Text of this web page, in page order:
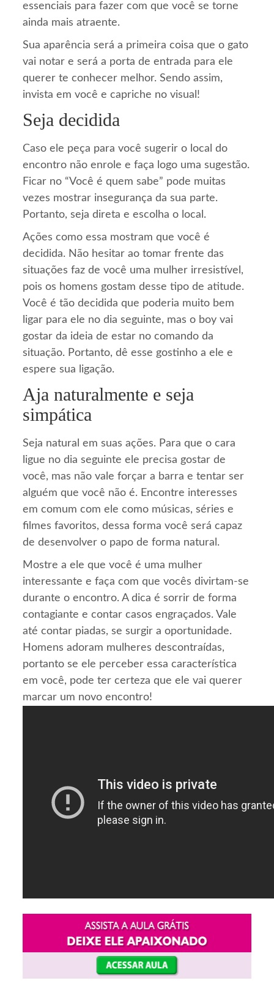
essenciais para fazer com que você se torne
ainda mais atraente.
Sua aparência será a primeira coisa que o gato
vai notar e será a porta de entrada para ele
querer te conhecer melhor. Sendo assim,
invista em você e capriche no visual!
Seja decidida
Caso ele peça para você sugerir o local do
encontro não enrole e faça logo uma sugestão.
Ficar no “Você é quem sabe” pode muitas
vezes mostrar insegurança da sua parte.
Portanto, seja direta e escolha o local.
Ações como essa mostram que você é
decidida. Não hesitar ao tomar frente das
situações faz de você uma mulher irresistível,
pois os homens gostam desse tipo de atitude.
Você é tão decidida que poderia muito bem
ligar para ele no dia seguinte, mas o boy vai
gostar da ideia de estar no comando da
situação. Portanto, dê esse gostinho a ele e
espere sua ligação.
Aja naturalmente e seja
simpática
Seja natural em suas ações. Para que o cara
ligue no dia seguinte ele precisa gostar de
você, mas não vale forçar a barra e tentar ser
alguém que você não é. Encontre interesses
em comum com ele como músicas, séries e
filmes favoritos, dessa forma você será capaz
de desenvolver o papo de forma natural.
Mostre a ele que você é uma mulher
interessante e faça com que vocês divirtam-se
durante o encontro. A dica é sorrir de forma
contagiante e contar casos engraçados. Vale
até contar piadas, se surgir a oportunidade.
Homens adoram mulheres descontraídas,
portanto se ele perceber essa característica
em você, pode ter certeza que ele vai querer
marcar um novo encontro!